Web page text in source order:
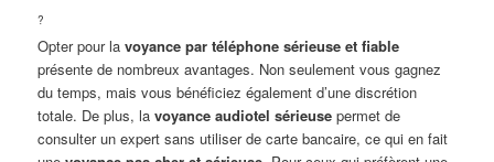
?
Opter pour lavoyance par téléphone sérieuse et fiable
présente de nombreux avantages. Non seulement vous gagnez
du temps, mais vous bénéficiez également d’une discrétion
totale. De plus, lavoyance audiotel sérieuse permet de
consulter un expert sans utiliser de carte bancaire, ce qui en fait